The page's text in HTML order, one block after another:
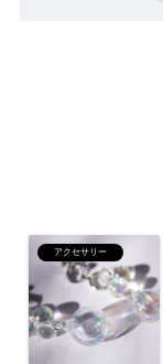
アクセサリー